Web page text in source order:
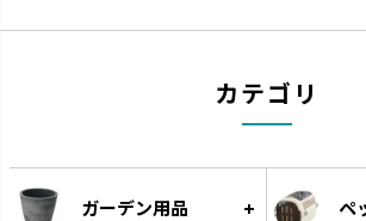
す。
です。
カテゴリ
ガーデン用品 ペ